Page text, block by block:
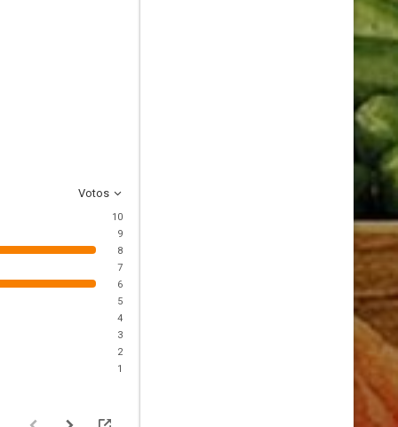
Votos
10
9
8
7
6
5
4
3
2
1